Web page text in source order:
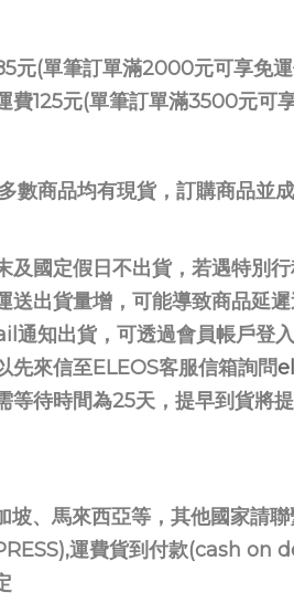
元(單筆訂單滿2000元可享免
費125元(單筆訂單滿3500元可
多數商品均有現貨，訂購商品並
及國定假日不出貨，若遇特別
送出貨量增，可能導致商品延
知出貨，可透過會員帳戶登
先來信至ELEOS客服信箱詢問
等待時間為25天，提早到貨將
、馬來西亞等，其他國家請聯
運費貨到付款(cash on